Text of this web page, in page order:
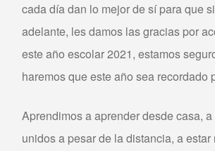
cada día dan lo mejor de sí para que
adelante, les damos las gracias por
este año escolar 2021, estamos
haremos que este año sea recordado
Aprendimos a aprender desde casa,
unidos a pesar de la distancia, a estar